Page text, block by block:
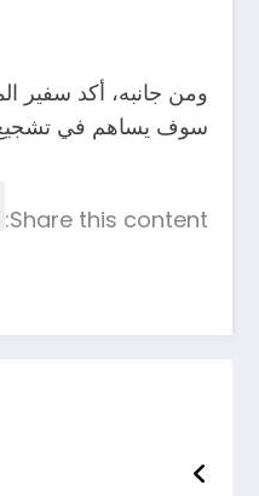
ومن جانبه، أكد سفير
سوف يساهم في تشجيع
Share this content: